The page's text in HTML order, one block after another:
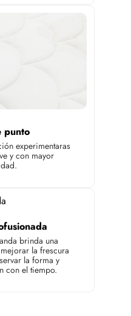
punto
experimentaras
y con mayor
brinda una
la frescura
la forma y
con el tiempo.